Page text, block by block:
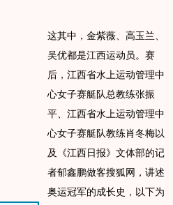
这其中，金紫薇、高玉兰、
吴优都是江西运动员。赛
后，江西省水上运动管理中
心女子赛艇队总教练张振
平、江西省水上运动管理中
心女子赛艇队教练肖冬梅以
及《江西日报》文体部的记
者郁鑫鹏做客搜狐网，讲述
奥运冠军的成长史，以下为